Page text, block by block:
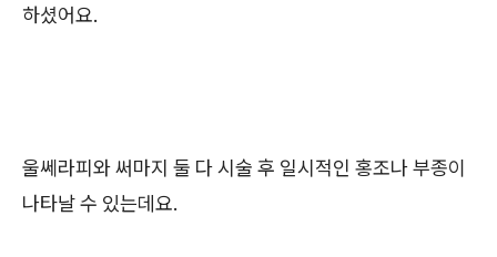
하셨어요.
울쎄라피와 써마지 둘 다 시술 후 일시적인 홍조나 부종이
나타날 수 있는데요.